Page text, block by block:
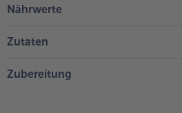
Nährwerte
Zutaten
Zubereitung